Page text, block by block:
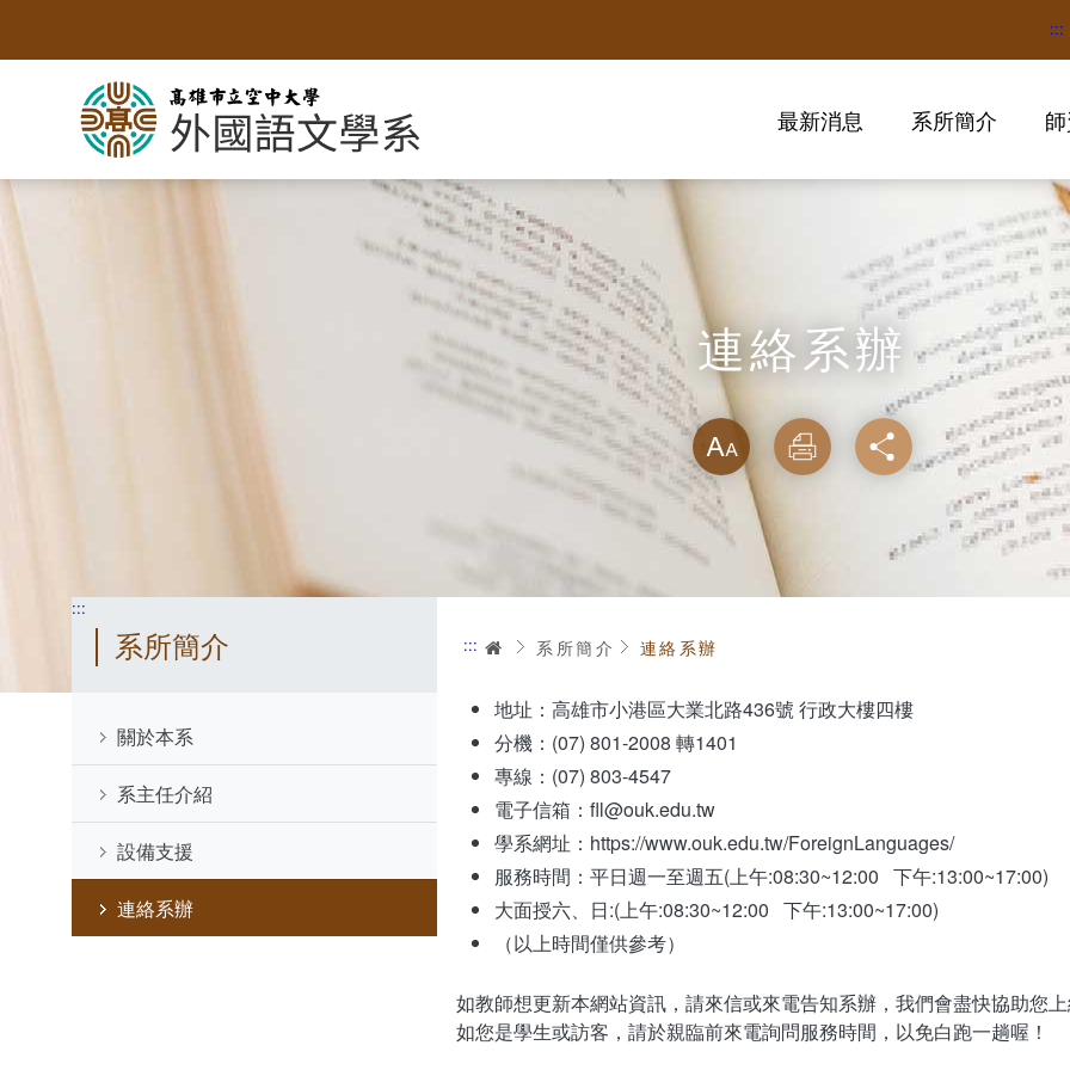
要
:::
最新消息 系所簡介
連絡系辦
略過字型切
放大
列印 分享
:::
系所簡介
關於本系
系主任介紹
設備支援
連絡系辦
::: 首頁系所簡介 連絡系辦
地址：高雄市小港區大業北路436號 行政大樓四樓
分機：(07) 801-2008 轉1401
專線：(07) 803-4547
電子信箱：fll@ouk.edu.tw
學系網址：https://www.ouk.edu.tw/ForeignLanguages/
服務時間：平日週一至週五(上午:08:30~12:00 下午:13:00~17:00)
大面授六、日:(上午:08:30~12:00 下午:13:00~17:00)
（以上時間僅供參考）
如教師想更新本網站資訊，請來信或來電告知系辦，我們會盡快協助您
如您是學生或訪客，請於親臨前來電詢問服務時間，以免白跑一趟喔！